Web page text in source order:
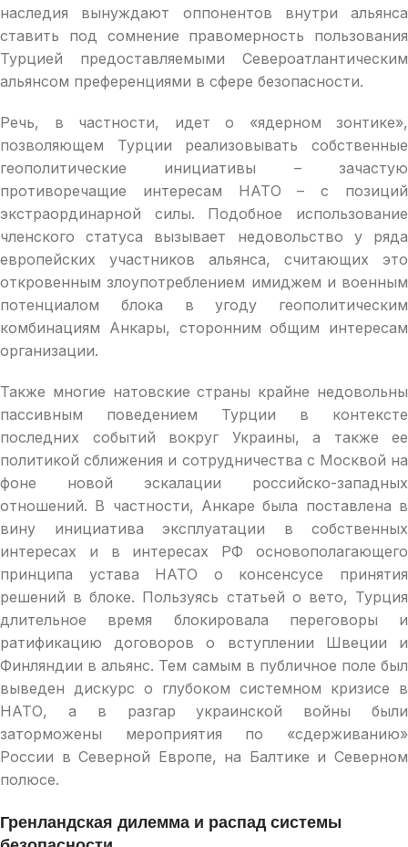
наследия вынуждают оппонентов внутри альянса
ставить под сомнение правомерность пользования
Турцией предоставляемыми Североатлантическим
альянсом преференциями в сфере безопасности.
Речь, в частности, идет о «ядерном зонтике»,
позволяющем Турции реализовывать собственные
геополитические инициативы – зачастую
противоречащие интересам НАТО – с позиций
экстраординарной силы. Подобное использование
членского статуса вызывает недовольство у ряда
европейских участников альянса, считающих это
откровенным злоупотреблением имиджем и военным
потенциалом блока в угоду геополитическим
комбинациям Анкары, сторонним общим интересам
организации.
Также многие натовские страны крайне недовольны
пассивным поведением Турции в контексте
последних событий вокруг Украины, а также ее
политикой сближения и сотрудничества с Москвой на
фоне новой эскалации российско-западных
отношений. В частности, Анкаре была поставлена в
вину инициатива эксплуатации в собственных
интересах и в интересах РФ основополагающего
принципа устава НАТО о консенсусе принятия
решений в блоке. Пользуясь статьей о вето, Турция
длительное время блокировала переговоры и
ратификацию договоров о вступлении Швеции и
Финляндии в альянс. Тем самым в публичное поле был
выведен дискурс о глубоком системном кризисе в
НАТО, а в разгар украинской войны были
заторможены мероприятия по «сдерживанию»
России в Северной Европе, на Балтике и Северном
полюсе.
Гренландская дилемма и распад системы